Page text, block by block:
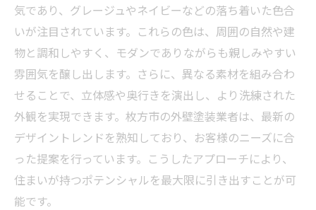
耐久性と美観を兼ね備えた外壁塗装の重要性
長寿命を実現するための塗料の選び方
風雨に強い外壁を作る施工技術
美観を保つための色選びのポイント
魅力的な外観を長持ちさせるメンテナンス
素材選びで変わる家の耐久性と見た目
耐用年数を延ばすための効果的な対策
色彩効果で住まいを変える外壁塗装のデザイン
気であり、グレージュやネイビーなどの落ち着いた色合
いが注目されています。これらの色は、周囲の自然や建
物と調和しやすく、モダンでありながらも親しみやすい
雰囲気を醸し出します。さらに、異なる素材を組み合わ
せることで、立体感や奥行きを演出し、より洗練された
外観を実現できます。枚方市の外壁塗装業者は、最新の
デザイントレンドを熟知しており、お客様のニーズに合
った提案を行っています。こうしたアプローチにより、
住まいが持つポテンシャルを最大限に引き出すことが可
能です。